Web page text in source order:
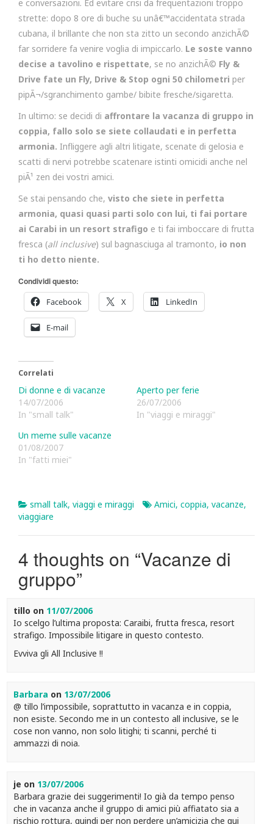
e conversazioni. Ed evitare crisi da frequentazioni troppo
strette: dopo 8 ore di buche su unâ€™accidentata strada
cubana, il brillante che non sta zitto un secondo anzichÃ©
far sorridere fa venire voglia di impiccarlo. Le soste vanno
decise a tavolino e rispettate, se no anzichÃ© Fly &
Drive fate un Fly, Drive & Stop ogni 50 chilometri per
pipÃ¬/sgranchimento gambe/ bibite fresche/sigaretta.
In ultimo: se decidi di affrontare la vacanza di gruppo in
coppia, fallo solo se siete collaudati e in perfetta
armonia. Infliggere agli altri litigate, scenate di gelosia e
scatti di nervi potrebbe scatenare istinti omicidi anche nel
piÃ¹ zen dei vostri amici.
Se stai pensando che, visto che siete in perfetta
armonia, quasi quasi parti solo con lui, ti fai portare
ai Carabi in un resort strafigo e ti fai imboccare di frutta
fresca (all inclusive) sul bagnasciuga al tramonto, io non
ti ho detto niente.
Condividi questo:
Facebook
X LinkedIn
E-mail
Correlati
Di donne e di vacanze
14/07/2006
In "small talk"
Aperto per ferie
26/07/2006
In "viaggi e miraggi"
Un meme sulle vacanze
01/08/2007
In "fatti miei"
small talk, viaggi e miraggi Amici, coppia, vacanze,
viaggiare
4 thoughts on “Vacanze di
gruppo”
tillo on 11/07/2006
Io scelgo l’ultima proposta: Caraibi, frutta fresca, resort
strafigo. Impossibile litigare in questo contesto.
Evviva gli All Inclusive !!
Barbara on 13/07/2006
@ tillo l’impossibile, soprattutto in vacanza e in coppia,
non esiste. Secondo me in un contesto all inclusive, se le
cose non vanno, non solo litighi; ti scanni, perché ti
ammazzi di noia.
je on 13/07/2006
Barbara grazie dei suggerimenti! Io già da tempo penso
che in vacanza anche il gruppo di amici più affiatato sia a
rischio rottura, quindi per non perdere un’amicizia che qui